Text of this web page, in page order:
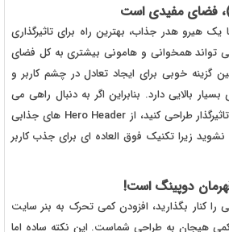
هیرو هدر جذاب، بهترین راه برای تاثیرگذاری
تواند همخوانی و هامونی بیشتری به کل فضای
خوبی برای ایجاد تعادل در چشم کاربر و
بالایی دارد. بنابراین اگر به دنبال راهی می
گردید تا یک سایت زیبا و تاثیرگذار طراحی کنید، از Hero Header های جذابی
زیرا تکنیک فوق العاده ای برای جذب کاربر
کنار بگذارید، افزودن کمی تحرک به بنر سایت
کمی هیجان به طراحی شماست. این نکته ساده اما